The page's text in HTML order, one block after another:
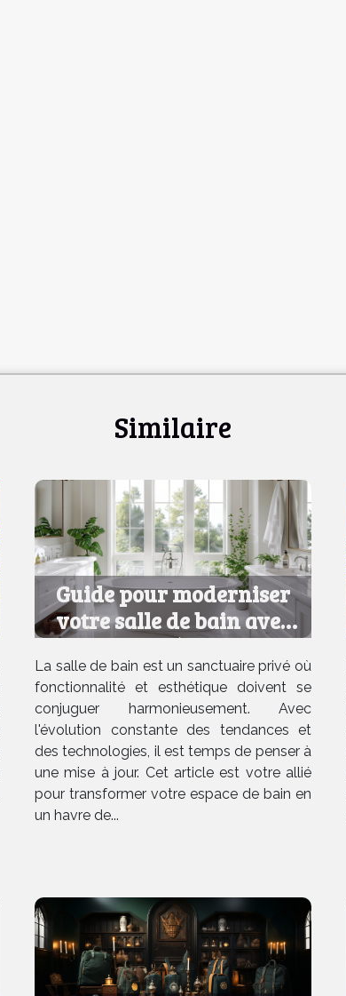
Similaire
Guide pour moderniser
votre salle de bain avec
efficacité et style
La salle de bain est un sanctuaire privé où
fonctionnalité et esthétique doivent se
conjuguer harmonieusement. Avec
l'évolution constante des tendances et
des technologies, il est temps de penser à
une mise à jour. Cet article est votre allié
pour transformer votre espace de bain en
un havre de...